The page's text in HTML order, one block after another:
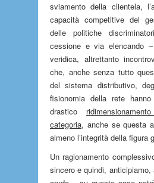
sviamento della clientela,
capacità competitive del
delle politiche
cessione e via elencando
veridica, altrettanto
che, anche senza tutto
del sistema distributivo,
fisionomia della rete
drastico
categoria, anche se questa
almeno l’integrità della figura
Un ragionamento
sincero e quindi, anticipiamo,